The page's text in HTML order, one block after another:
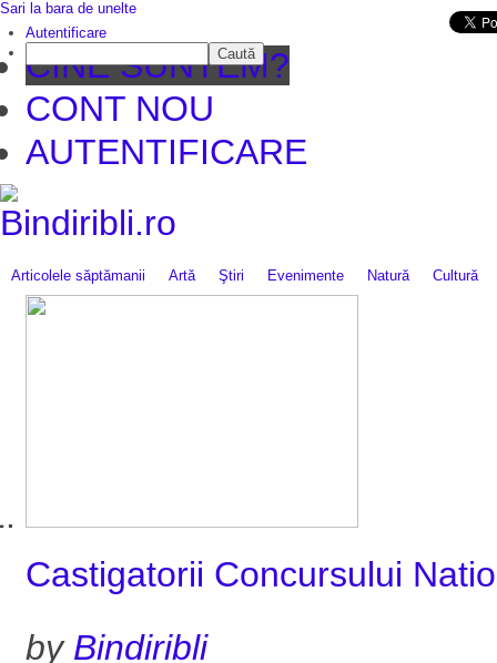
CINE SUNTEM?
CONT NOU
AUTENTIFICARE
Articolele săptămanii Artă Ştiri Evenimente Natură Cultură
Castigatorii Concursului
by Bindiribli
Sari la bara de unelte
Autentificare
Caută